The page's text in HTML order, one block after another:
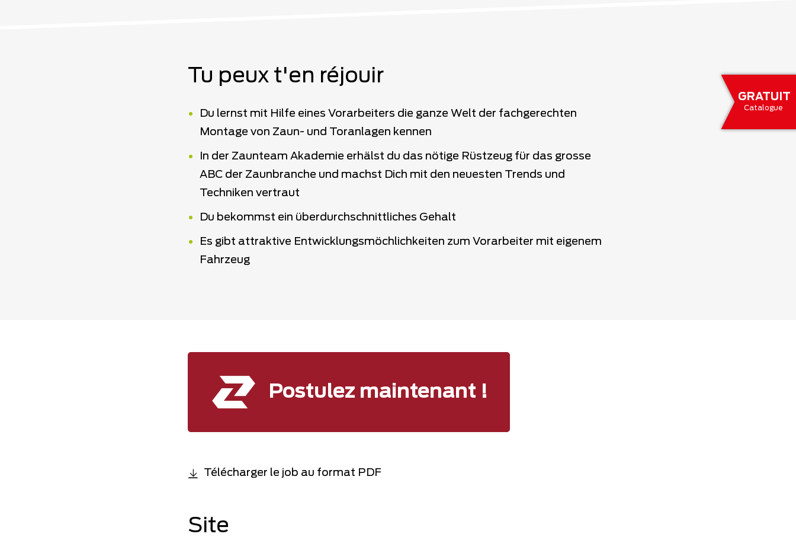
GRATUIT
Catalogue
Tu peux t'en réjouir
Du lernst mit Hilfe eines Vorarbeiters die ganze Welt der fachgerechten
Montage von Zaun- und Toranlagen kennen
In der Zaunteam Akademie erhälst du das nötige Rüstzeug für das grosse
ABC der Zaunbranche und machst Dich mit den neuesten Trends und
Techniken vertraut
Du bekommst ein überdurchschnittliches Gehalt
Es gibt attraktive Entwicklungsmöchlichkeiten zum Vorarbeiter mit eigenem
Fahrzeug
Postulez maintenant !
Télécharger le job au format PDF
Site